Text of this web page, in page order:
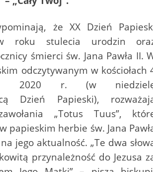
że XX Dzień
roku stulecia urodzin
śmierci św. Jana Pawła II.
odczytywanym w kościołach
2020 r. (w
Dzień Papieski),
„Totus Tuus”,
papieskim herbie św. Jana
jego aktualność. „Te dwa
przynależność do Jezusa